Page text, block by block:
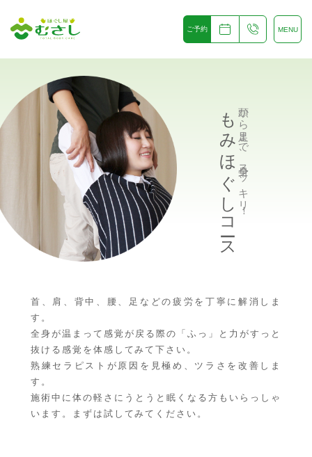
ご予約 MENU
頭から足まで、全身スッキリ
！
もみほぐしコース
首、肩、背中、腰、足などの疲労を丁寧に解消しま
す。
全身が温まって感覚が戻る際の「ふっ」と力がすっと
抜ける感覚を体感してみて下さい。
熟練セラピストが原因を見極め、ツラさを改善しま
す。
施術中に体の軽さにうとうと眠くなる方もいらっしゃ
います。まずは試してみてください。